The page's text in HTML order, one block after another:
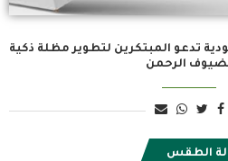
تدعو المبتكرين لتطوير مظلة ذكية
الرحمن
الطقس